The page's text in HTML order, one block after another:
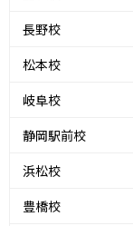
長野校
松本校
岐阜校
静岡駅前校
浜松校
豊橋校